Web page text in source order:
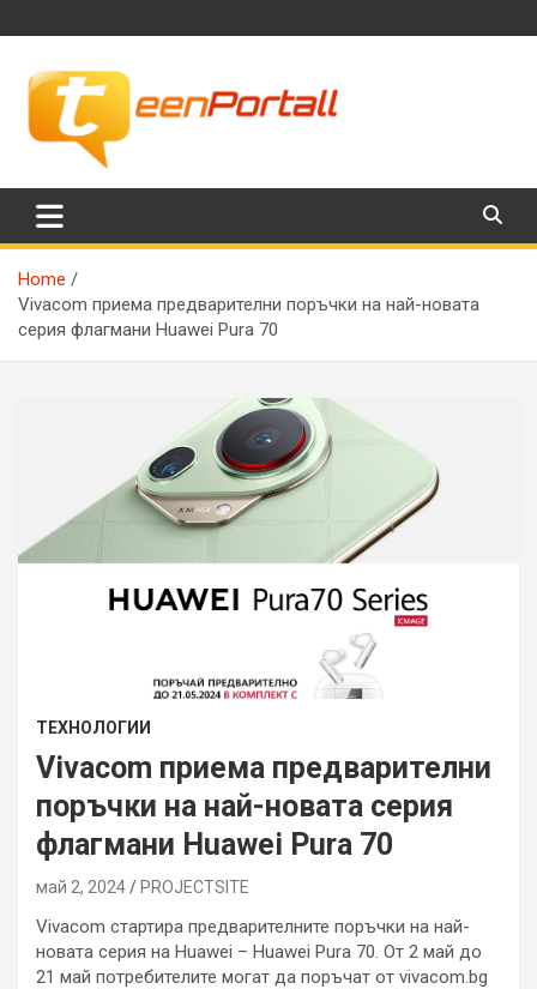
to
TeenPortall
Home
Vivacom приема предварителни поръчки на най-новата
серия флагмани Huawei Pura 70
ТЕХНОЛОГИИ
Vivacom приема предварителни
поръчки на най-новата серия
флагмани Huawei Pura 70
май 2, 2024 PROJECTSITЕ
Vivacom стартира предварителните поръчки на най-
новата серия на Huawei – Huawei Pura 70. От 2 май до
21 май потребителите могат да поръчат от vivacom.bg